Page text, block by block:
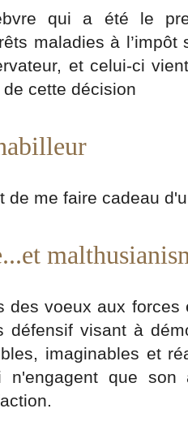
qui a été le
maladies à l’impôt
et celui-ci
cette décision
de me faire cadeau
des voeux aux
défensif visant à
imaginables et
n'engagent que